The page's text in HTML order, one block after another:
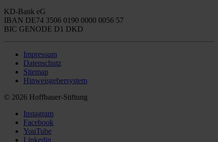
KD-Bank eG
IBAN DE74 3506 0190 0000 0056 57
BIC GENODE D1 DKD
Impressum
Datenschutz
Sitemap
Hinweisgebersystem
© 2026 Hoffbauer-Stiftung
Instagram
Facebook
YouTube
Linkedin